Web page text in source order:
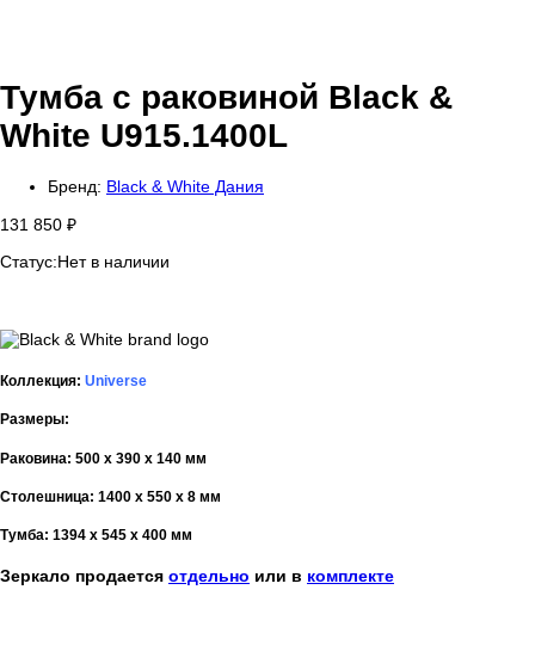
Тумба с раковиной Black &
White U915.1400L
Бренд: Black & White Дания
131 850 ₽
Статус:Нет в наличии
Коллекция: Universe
Размеры:
Раковина: 500 x 390 x 140 мм
Столешница: 1400 x 550 x 8 мм
Тумба: 1394 x 545 x 400 мм
Зеркало продается отдельно или в комплекте